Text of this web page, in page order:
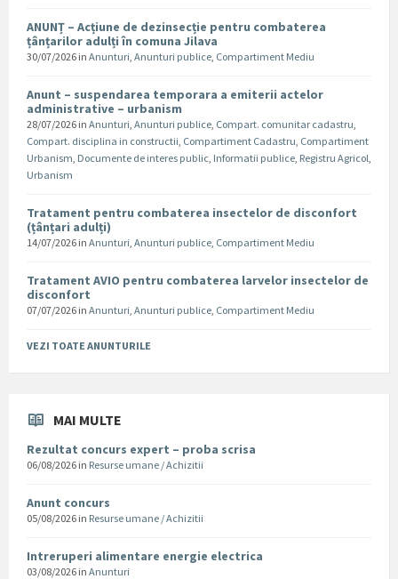
ANUNȚ – Acțiune de dezinsecție pentru combaterea
țânțarilor adulți în comuna Jilava
30/07/2026 in Anunturi, Anunturi publice, Compartiment Mediu
Anunt – suspendarea temporara a emiterii actelor
administrative – urbanism
28/07/2026 in Anunturi, Anunturi publice, Compart. comunitar cadastru,
Compart. disciplina in constructii, Compartiment Cadastru, Compartiment
Urbanism, Documente de interes public, Informatii publice, Registru Agricol,
Urbanism
Tratament pentru combaterea insectelor de disconfort
(țânțari adulți)
14/07/2026 in Anunturi, Anunturi publice, Compartiment Mediu
Tratament AVIO pentru combaterea larvelor insectelor de
disconfort
07/07/2026 in Anunturi, Anunturi publice, Compartiment Mediu
VEZI TOATE ANUNTURILE
MAI MULTE
Rezultat concurs expert – proba scrisa
06/08/2026 in Resurse umane / Achizitii
Anunt concurs
05/08/2026 in Resurse umane / Achizitii
Intreruperi alimentare energie electrica
03/08/2026 in Anunturi